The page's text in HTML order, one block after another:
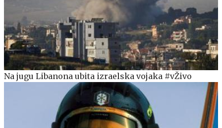
Na jugu Libanona ubita izraelska vojaka #vŽivo